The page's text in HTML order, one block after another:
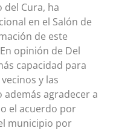
del Cura, ha
en el Salón de
de este
opinión de Del
capacidad para
y las
además agradecer a
el acuerdo por
municipio por